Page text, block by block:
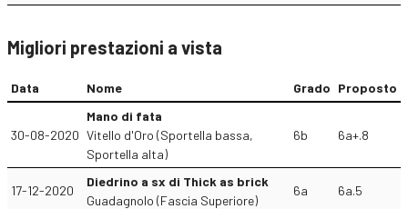
Migliori prestazioni a vista
Data Nome Grado Proposto
30-08-2020
Mano di fata
Vitello d'Oro (Sportella bassa,
Sportella alta)
6b 6a+.8
17-12-2020
Diedrino a sx di Thick as brick
Guadagnolo (Fascia Superiore)
6a 6a.5